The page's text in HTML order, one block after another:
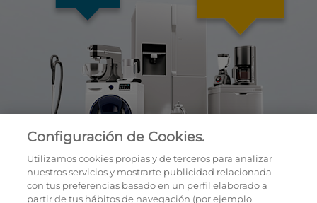
Configuración de Cookies.
Utilizamos cookies propias y de terceros para analizar
nuestros servicios y mostrarte publicidad relacionada
con tus preferencias basado en un perfil elaborado a
partir de tus hábitos de navegación (por ejemplo,